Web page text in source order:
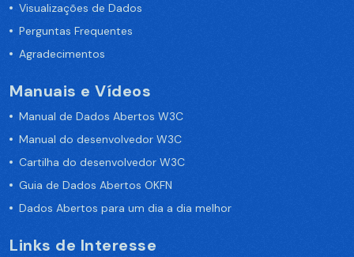
Visualizações de Dados
Perguntas Frequentes
Agradecimentos
Manuais e Vídeos
Manual de Dados Abertos W3C
Manual do desenvolvedor W3C
Cartilha do desenvolvedor W3C
Guia de Dados Abertos OKFN
Dados Abertos para um dia a dia melhor
Links de Interesse